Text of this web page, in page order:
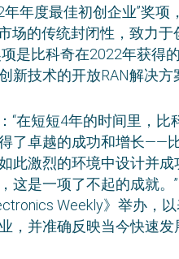
年年度最佳初创企业”奖
场的传统封闭性，致力
是比科奇在2022年获得
新技术的开放RAN解决方
“在短短4年的时间里，比
了卓越的成功和增长——
此激烈的环境中设计并成
这是一项了不起的成就。
Weekly》举办，
，并准确反映当今快速发